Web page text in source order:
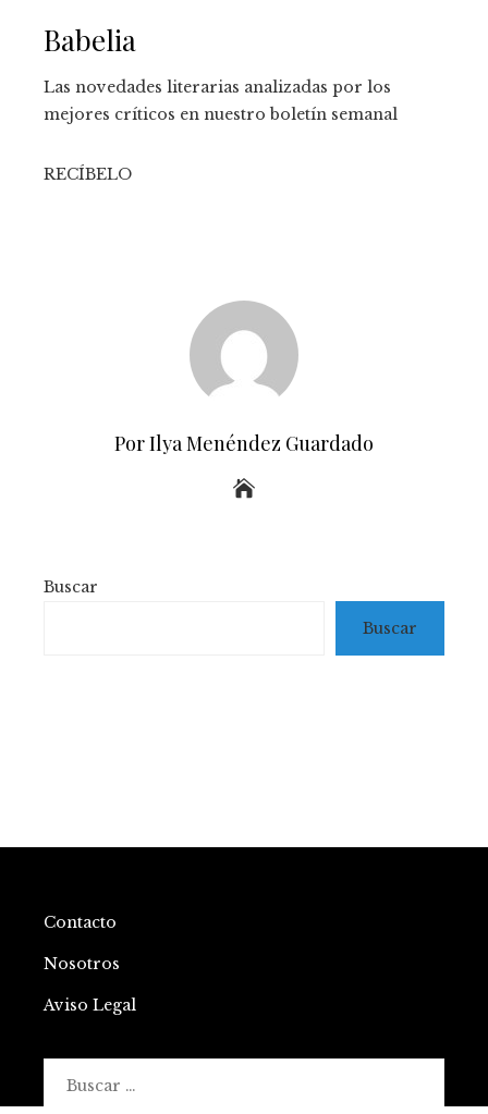
Babelia
Las novedades literarias analizadas por los
mejores críticos en nuestro boletín semanal
RECÍBELO
Por Ilya Menéndez Guardado
Buscar
Buscar
Contacto
Nosotros
Aviso Legal